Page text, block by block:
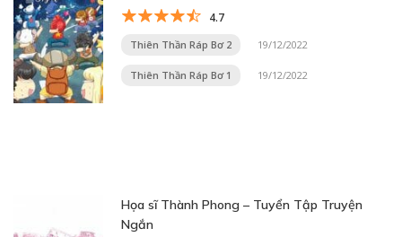
4.7
Thiên Thần Ráp Bơ 2 19/12/2022
Thiên Thần Ráp Bơ 1 19/12/2022
Họa sĩ Thành Phong – Tuyển Tập Truyện
Ngắn